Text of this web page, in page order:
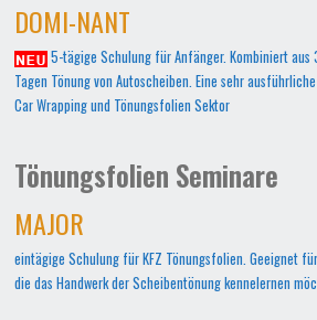
DOMI-NANT
5-tägige Schulung für Anfänger. Kombiniert aus
Tagen Tönung von Autoscheiben. Eine sehr
Car Wrapping und Tönungsfolien Sektor
Tönungsfolien Seminare
MAJOR
eintägige Schulung für KFZ Tönungsfolien. Geeignet
die das Handwerk der Scheibentönung kennelernen